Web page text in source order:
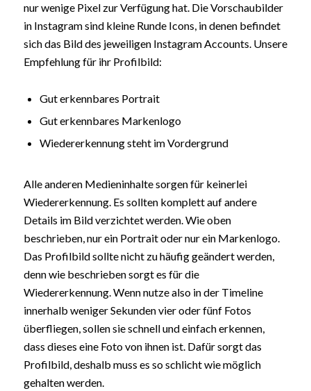
nur wenige Pixel zur Verfügung hat. Die Vorschaubilder
in Instagram sind kleine Runde Icons, in denen befindet
sich das Bild des jeweiligen Instagram Accounts. Unsere
Empfehlung für ihr Profilbild:
Gut erkennbares Portrait
Gut erkennbares Markenlogo
Wiedererkennung steht im Vordergrund
Alle anderen Medieninhalte sorgen für keinerlei
Wiedererkennung. Es sollten komplett auf andere
Details im Bild verzichtet werden. Wie oben
beschrieben, nur ein Portrait oder nur ein Markenlogo.
Das Profilbild sollte nicht zu häufig geändert werden,
denn wie beschrieben sorgt es für die
Wiedererkennung. Wenn nutze also in der Timeline
innerhalb weniger Sekunden vier oder fünf Fotos
überfliegen, sollen sie schnell und einfach erkennen,
dass dieses eine Foto von ihnen ist. Dafür sorgt das
Profilbild, deshalb muss es so schlicht wie möglich
gehalten werden.